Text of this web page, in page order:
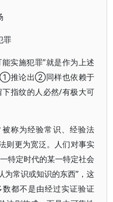
罪
实施犯罪”就是作为上述
①推论出②同样也依赖于
指纹的人必然/有极大可
称为经验常识、经验法
则更为宽泛。人们对事实
特定时代的某一特定社会
为常识或知识的东西”，这
都不是由经过实证验证